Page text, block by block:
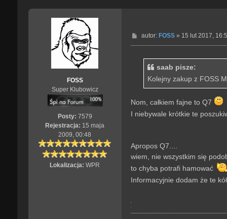
FOSS
Super Klubowicz
Posty: 7579
Rejestracja: 15 maja
2009, 00:48
Lokalizacja: WPR
P
o
autor: FOSS» 15 lut 2017,
saab pisze:
Kolejny zakup z FOSS
Nom, całkiem fajne to Q7
I niebywale krótkie te
Apropos Q7....
wiem, nie wszystkim się
to chyba potrafi hamować
Informacyjnie dodam że te